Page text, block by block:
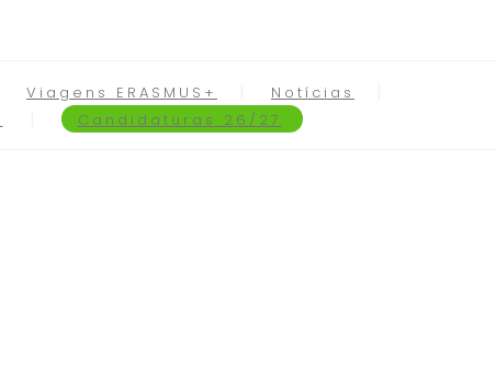
Viagens ERASMUS+
Notícias
Candidaturas 26/27